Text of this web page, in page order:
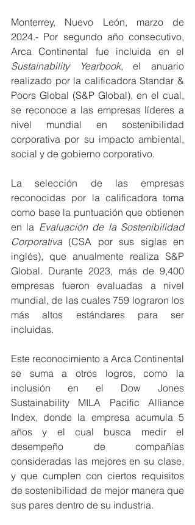
Monterrey, Nuevo León, marzo de
2024.- Por segundo año consecutivo,
Sustainability Yearbook, el anuario
realizado por la calificadora Standar &
Poors Global (S&P Global), en el cual,
se reconoce a las empresas líderes a
nivel mundial en sostenibilidad
corporativa por su impacto ambiental,
social y de gobierno corporativo.
La selección de las empresas
reconocidas por la calificadora toma
como base la puntuación que obtienen
en la Evaluación de la Sostenibilidad
Corporativa (CSA por sus siglas en
inglés), que anualmente realiza S&P
Global. Durante 2023, más de 9,400
empresas fueron evaluadas a nivel
mundial, de las cuales 759 lograron los
más altos estándares para ser
incluidas.
Este reconocimiento a Arca Continental
se suma a otros logros, como la
inclusión en el Dow Jones
Sustainability MILA Pacific Alliance
Index, donde la empresa acumula 5
años y el cual busca medir el
desempeño de compañías
consideradas las mejores en su clase,
y que cumplen con ciertos requisitos
de sostenibilidad de mejor manera que
sus pares dentro de su industria.